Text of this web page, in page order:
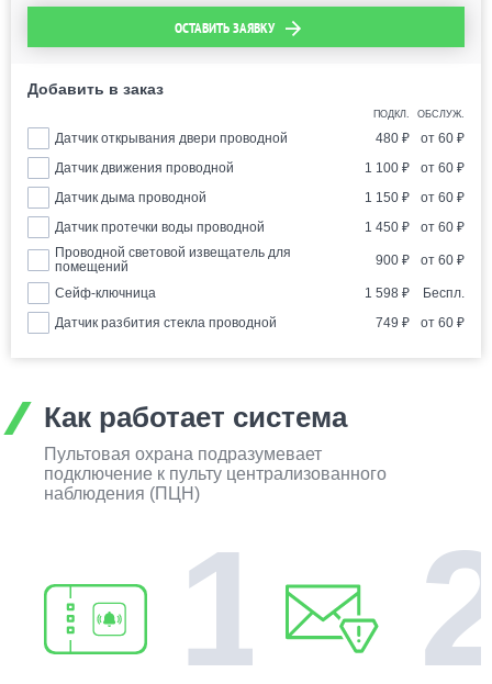
ОСТАВИТЬ ЗАЯВКУ
Добавить в заказ
ПОДКЛ. ОБСЛУЖ.
Датчик открывания двери проводной 480 ₽ от 60 ₽
Датчик движения проводной
1 100 ₽ от 60 ₽
Датчик дыма проводной
1 150 ₽ от 60 ₽
Датчик протечки воды проводной
1 450 ₽ от 60 ₽
Проводной световой извещатель для
помещений
900 ₽ от 60 ₽
Сейф-ключница 1 598 ₽
Беспл.
Датчик разбития стекла проводной
749 ₽ от 60 ₽
Как работает система
Пультовая охрана подразумевает
подключение к пульту централизованного
наблюдения (ПЦН)
1